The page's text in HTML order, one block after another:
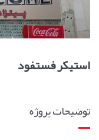
استیکر فستفود
توضیحات پروژه